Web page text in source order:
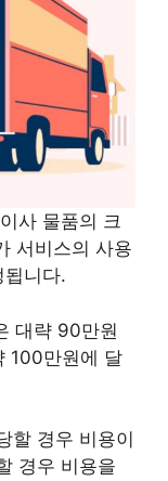
사 물품의 크
서비스의 사용
니다.
대략 90만원
100만원에 달
할 경우 비용이
경우 비용을